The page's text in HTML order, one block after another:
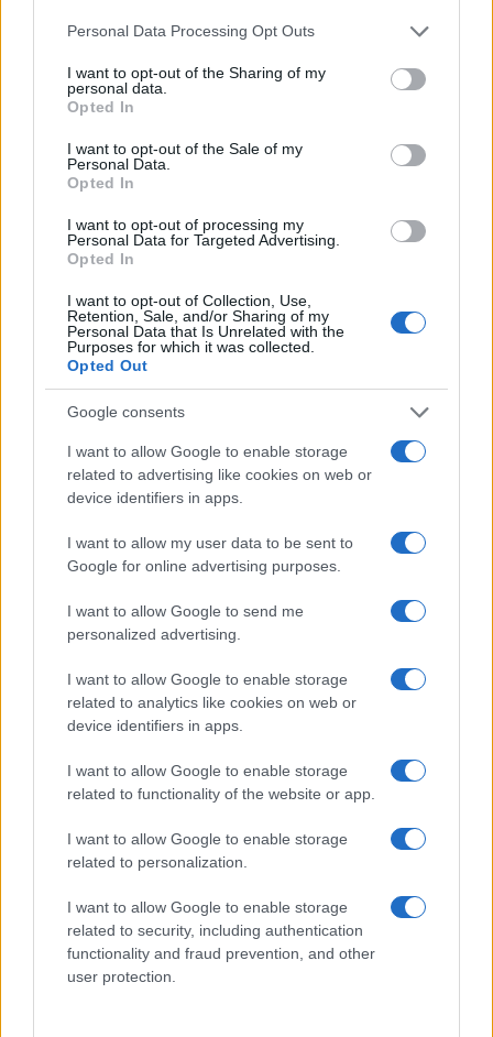
Please note that this website/app uses one or more Google
not limited to your visit or usage behaviour. You may click to
grant or deny consent to Google and its third-party tags to
use your data for below specified purposes in below Google
consent section.
Personal Data Processing Opt Outs
I want to opt-out of the Sharing of my
personal data.
Opted In
I want to opt-out of the Sale of my
Personal Data.
Opted In
I want to opt-out of processing my
Personal Data for Targeted Advertising.
Opted In
I want to opt-out of Collection, Use,
Retention, Sale, and/or Sharing of my
Personal Data that Is Unrelated with the
Purposes for which it was collected.
Opted Out
Google consents
I want to allow Google to enable storage
related to advertising like cookies on web or
device identifiers in apps.
I want to allow my user data to be sent to
Google for online advertising purposes.
I want to allow Google to send me
personalized advertising.
I want to allow Google to enable storage
related to analytics like cookies on web or
device identifiers in apps.
I want to allow Google to enable storage
related to functionality of the website or app.
I want to allow Google to enable storage
related to personalization.
I want to allow Google to enable storage
related to security, including authentication
functionality and fraud prevention, and other
user protection.
Continua a leggere
B2B NEWS
Ripensare le tecnologie umanitarie oltre i criteri dei
B2B NEWS
Acquisizione Fincantieri-WSense: i fondatori restano
e rimettono capitale